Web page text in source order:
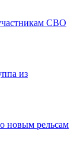
СВО
из
новым рельсам